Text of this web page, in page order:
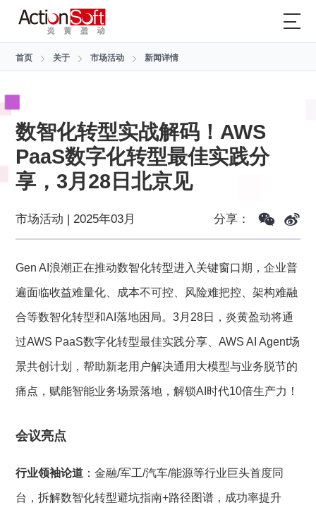
首页 关于 市场活动 新闻详情
数智化转型实战解码！AWS
PaaS数字化转型最佳实践分
享，3月28日北京见
市场活动 | 2025年03月 分享：
Gen AI浪潮正在推动数智化转型进入关键窗口期，企业普
遍面临‌‌收益难量化、成本不可控、风险难把控、架构难融
合等数智化转型和AI落地困局。3月28日，炎黄盈动将通
过AWS PaaS数字化转型最佳实践分享、AWS AI Agent场
景共创计划，帮助新老用户解决通用大模型与业务脱节的
痛点‌，赋能智能业务场景落地，解锁AI时代10倍生产力！
会议亮点
行业领袖论道 ：金融/军工/汽车/能源等行业巨头首度同
台，拆解数智化转型避坑指南+路径图谱，成功率提升